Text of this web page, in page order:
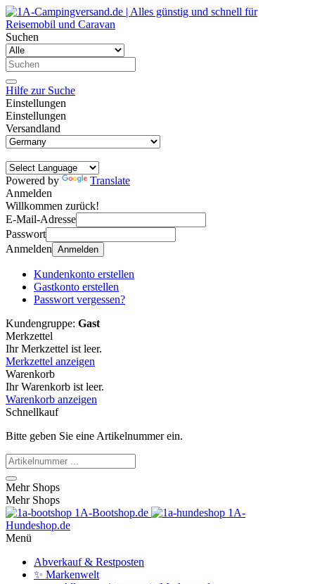
Suchen
Hilfe zur Suche
Einstellungen
Einstellungen
Versandland
Powered by
Translate
Anmelden
Willkommen zurück!
E-Mail-Adresse
Passwort
Anmelden Anmelden
Kundenkonto erstellen
Gastkonto erstellen
Passwort vergessen?
Kundengruppe: Gast
Merkzettel
Ihr Merkzettel ist leer.
Merkzettel anzeigen
Warenkorb
Ihr Warenkorb ist leer.
Warenkorb anzeigen
Schnellkauf
Bitte geben Sie eine Artikelnummer ein.
Mehr Shops
Mehr Shops
1A-Bootshop.de
1A-
Hundeshop.de
Menü
Abverkauf & Restposten
✨ Markenwelt